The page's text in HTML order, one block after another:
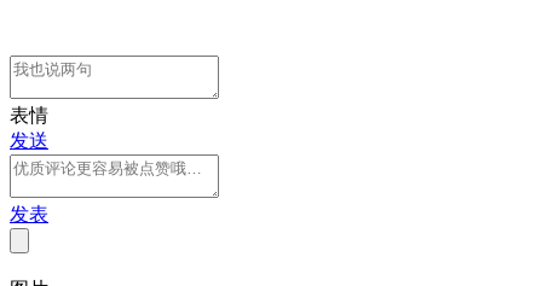
表情
发送
发表